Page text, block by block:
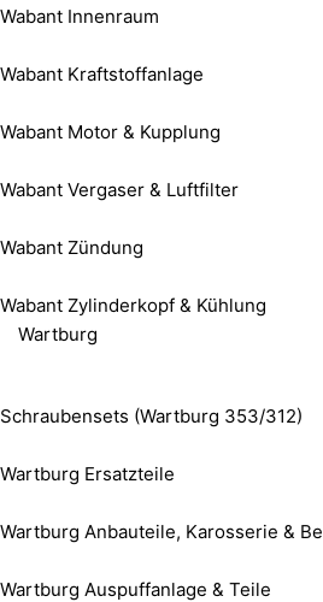
Wabant Innenraum
Wabant Kraftstoffanlage
Wabant Motor & Kupplung
Wabant Vergaser & Luftfilter
Wabant Zündung
Wabant Zylinderkopf & Kühlung
Wartburg
Schraubensets (Wartburg 353/312)
Wartburg Ersatzteile
Wartburg Anbauteile, Karosserie &
Wartburg Auspuffanlage & Teile